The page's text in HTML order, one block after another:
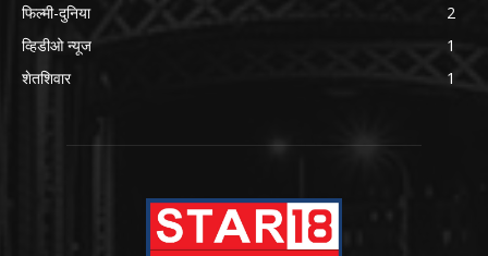
फिल्मी-दुनिया
2
व्हिडीओ न्यूज
1
शेतशिवार
1